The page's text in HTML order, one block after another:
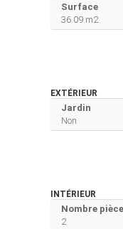
Surface
36.09 m2
EXTÉRIEUR
Jardin
Non
INTÉRIEUR
Nombre
2